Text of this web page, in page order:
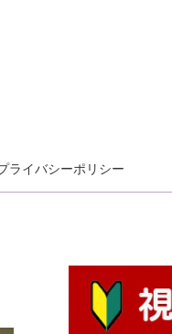
ライバシーポリシー